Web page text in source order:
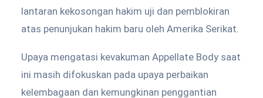
lantaran kekosongan hakim uji dan pemblokiran
atas penunjukan hakim baru oleh Amerika Serikat.
Upaya mengatasi kevakuman Appellate Body saat
ini masih difokuskan pada upaya perbaikan
kelembagaan dan kemungkinan penggantian